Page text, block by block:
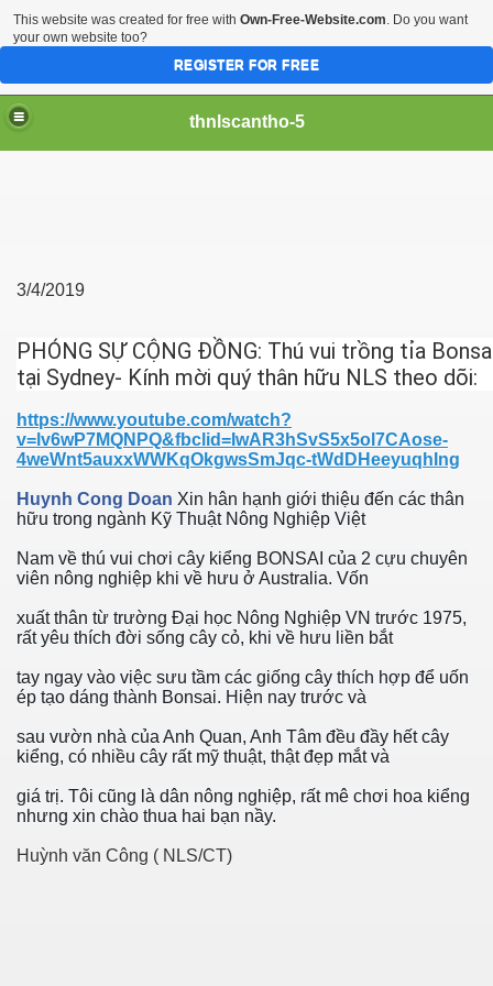
thnlscantho-5
3/4/2019
PHÓNG SỰ CỘNG ĐỒNG: Thú vui trồng tỉa
tại Sydney- Kính mời quý thân hữu NLS theo dõi:
https://www.youtube.com/watch?
v=lv6wP7MQNPQ&fbclid=IwAR3hSvS5x5ol7CAose-
4weWnt5auxxWWKqOkgwsSmJqc-tWdDHeeyuqhIng
Huynh Cong Doan Xin hân hạnh giới thiệu đến các thân
hữu trong ngành Kỹ Thuật Nông Nghiệp Việt
Nam về thú vui chơi cây kiểng BONSAI của 2 cựu chuyên
viên nông nghiệp khi về hưu ở Australia. Vốn
xuất thân từ trường Đại học Nông Nghiệp VN trước 1975,
rất yêu thích đời sống cây cỏ, khi về hưu liền bắt
tay ngay vào việc sưu tầm các giống cây thích hợp để uốn
ép tạo dáng thành Bonsai. Hiện nay trước và
sau vườn nhà của Anh Quan, Anh Tâm đều đầy hết cây
kiểng, có nhiều cây rất mỹ thuật, thật đẹp mắt và
giá trị. Tôi cũng là dân nông nghiệp, rất mê chơi hoa kiểng
nhưng xin chào thua hai bạn nầy.
Huỳnh văn Công ( NLS/CT)
This website was created for free with Own-Free-Website.com. Do you want
your own website too?
REGISTER FOR FREE